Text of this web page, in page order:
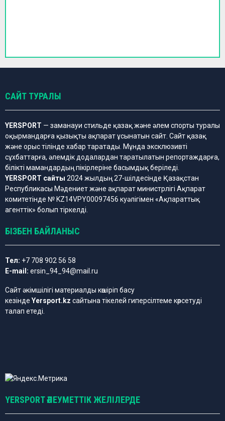
САЙТ ТУРАЛЫ
YERSPORT — заманауи стильде қазақ және әлем спорты туралы
оқырмандарға қызықты ақпарат ұсынатын сайт. Сайт қазақ
және орыс тілінде хабар таратады. Мұнда эксклюзивті
сұхбаттарға, әлемдік додалардан таратылатын репортаждарға,
білікті мамандардың пікірлеріне басымдық беріледі.
YERSPORT сайты 2024 жылдың 27-шілдесінде Қазақстан
Республикасы Мәдениет және ақпарат министрлігі Ақпарат
комитетінде № KZ14VPY00097456 куәлігімен «Ақпараттық
агенттік» болып тіркелді.
БІЗБЕН БАЙЛАНЫС
Тел: +7 708 902 56 58
E-mail: ersin_94_94@mail.ru
Сайт әкімшілігі материалды көшіріп басу
кезінде Yersport.kz сайтына тікелей гиперсілтеме көрсетуді
талап етеді.
YERSPORT ӘЛЕУМЕТТІК ЖЕЛІЛЕРДЕ